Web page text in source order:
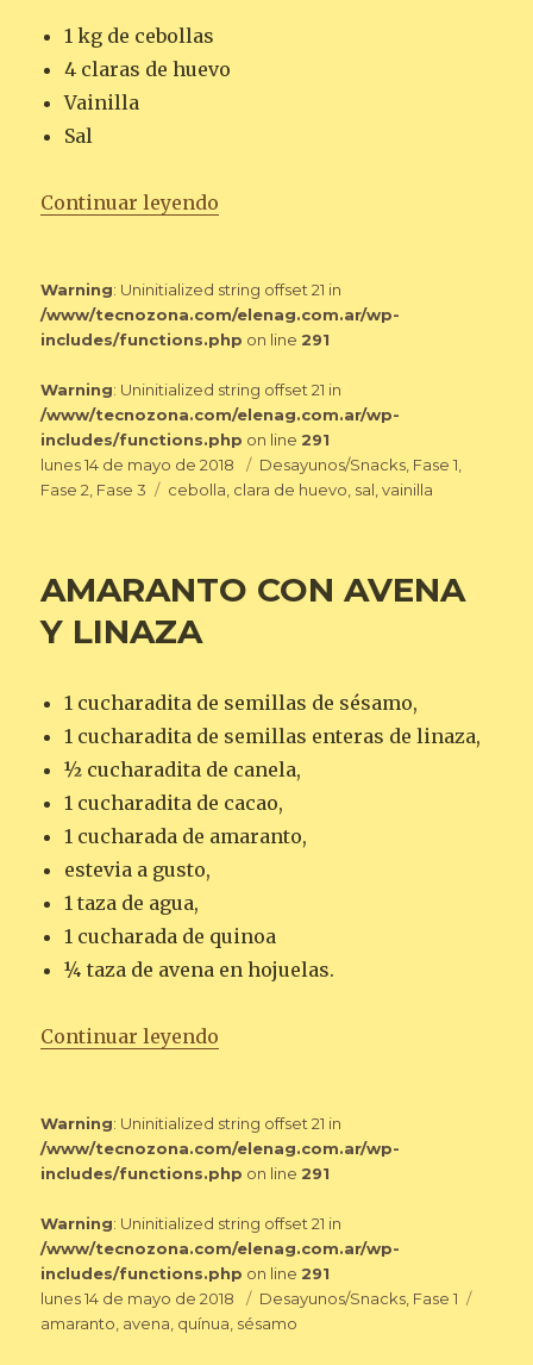
1 kg de cebollas
4 claras de huevo
Vainilla
Sal
Continuar leyendo
Warning: Uninitialized string offset 21 in
/www/tecnozona.com/elenag.com.ar/wp-
includes/functions.php on line 291
Warning: Uninitialized string offset 21 in
/www/tecnozona.com/elenag.com.ar/wp-
includes/functions.php on line 291
Publicado
el
lunes 14 de mayo de 2018 Categorías
Desayunos/Snacks, Fase 1,
Fase 2, Fase 3 Etiquetas
cebolla, clara de huevo, sal,vainilla
AMARANTO CON AVENA
Y LINAZA
1 cucharadita de semillas de sésamo,
1 cucharadita de semillas enteras de linaza,
½ cucharadita de canela,
1 cucharadita de cacao,
1 cucharada de amaranto,
estevia a gusto,
1 taza de agua,
1 cucharada de quinoa
¼ taza de avena en hojuelas.
Continuar leyendo
Warning: Uninitialized string offset 21 in
/www/tecnozona.com/elenag.com.ar/wp-
includes/functions.php on line 291
Warning: Uninitialized string offset 21 in
/www/tecnozona.com/elenag.com.ar/wp-
includes/functions.php on line 291
Publicado
el
lunes 14 de mayo de 2018 Categorías
Desayunos/Snacks, Fase 1
amaranto, avena, quínua, sésamo